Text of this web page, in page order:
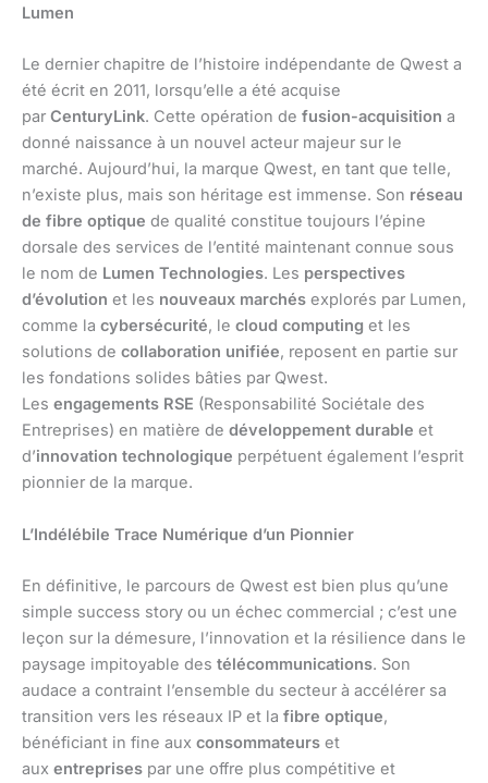
Lumen
Le dernier chapitre de l’histoire indépendante de Qwest a
été écrit en 2011, lorsqu’elle a été acquise
par CenturyLink. Cette opération de fusion-acquisition a
donné naissance à un nouvel acteur majeur sur le
marché. Aujourd’hui, la marque Qwest, en tant que telle,
n’existe plus, mais son héritage est immense. Son réseau
de fibre optique de qualité constitue toujours l’épine
dorsale des services de l’entité maintenant connue sous
le nom de Lumen Technologies. Les perspectives
d’évolution et les nouveaux marchés explorés par Lumen,
comme la cybersécurité, le cloud computing et les
solutions de collaboration unifiée, reposent en partie sur
les fondations solides bâties par Qwest.
Les engagements RSE (Responsabilité Sociétale des
Entreprises) en matière de développement durable et
d’innovation technologique perpétuent également l’esprit
pionnier de la marque.
L’Indélébile Trace Numérique d’un Pionnier
En définitive, le parcours de Qwest est bien plus qu’une
simple success story ou un échec commercial ; c’est une
leçon sur la démesure, l’innovation et la résilience dans le
paysage impitoyable des télécommunications. Son
audace a contraint l’ensemble du secteur à accélérer sa
transition vers les réseaux IP et la fibre optique,
bénéficiant in fine aux consommateurs et
aux entreprises par une offre plus compétitive et